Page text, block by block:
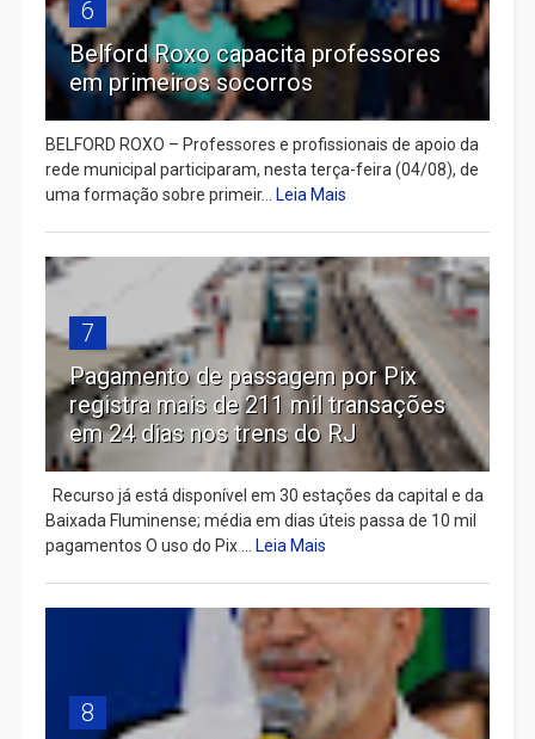
6
Belford Roxo capacita professores
em primeiros socorros
BELFORD ROXO – Professores e profissionais de apoio da
rede municipal participaram, nesta terça-feira (04/08), de
uma formação sobre primeir... Leia Mais
7
Pagamento de passagem por Pix
registra mais de 211 mil transações
em 24 dias nos trens do RJ
Recurso já está disponível em 30 estações da capital e da
Baixada Fluminense; média em dias úteis passa de 10 mil
pagamentos O uso do Pix ... Leia Mais
8